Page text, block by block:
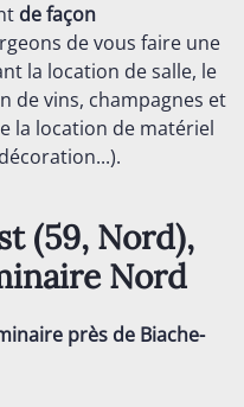
de façon
de vous faire une
la location de salle, le
de vins, champagnes et
la location de matériel
(59, Nord),
Nord
près de Biache-